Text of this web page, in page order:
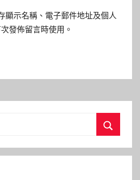
顯示名稱、電子郵件地址及個人
發佈留言時使用。